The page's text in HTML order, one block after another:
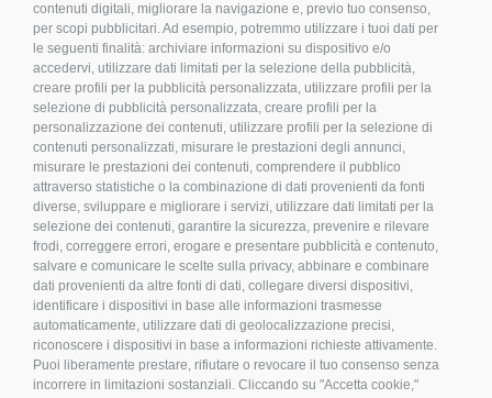
contenuti digitali, migliorare la navigazione e, previo tuo consenso,
per scopi pubblicitari. Ad esempio, potremmo utilizzare i tuoi dati per
le seguenti finalità: archiviare informazioni su dispositivo e/o
accedervi, utilizzare dati limitati per la selezione della pubblicità,
creare profili per la pubblicità personalizzata, utilizzare profili per la
selezione di pubblicità personalizzata, creare profili per la
personalizzazione dei contenuti, utilizzare profili per la selezione di
contenuti personalizzati, misurare le prestazioni degli annunci,
misurare le prestazioni dei contenuti, comprendere il pubblico
attraverso statistiche o la combinazione di dati provenienti da fonti
diverse, sviluppare e migliorare i servizi, utilizzare dati limitati per la
selezione dei contenuti, garantire la sicurezza, prevenire e rilevare
frodi, correggere errori, erogare e presentare pubblicità e contenuto,
salvare e comunicare le scelte sulla privacy, abbinare e combinare
dati provenienti da altre fonti di dati, collegare diversi dispositivi,
identificare i dispositivi in base alle informazioni trasmesse
automaticamente, utilizzare dati di geolocalizzazione precisi,
riconoscere i dispositivi in base a informazioni richieste attivamente.
Puoi liberamente prestare, rifiutare o revocare il tuo consenso senza
incorrere in limitazioni sostanziali. Cliccando su "Accetta cookie,"
SEGUICI
LEGALE E PRIVACY
>Condizioni d’acquisto
>Privacy policy
>Cookies
>Compliance
>FAQ